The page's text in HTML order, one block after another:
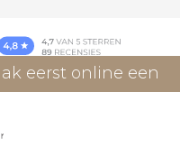
eerst online een